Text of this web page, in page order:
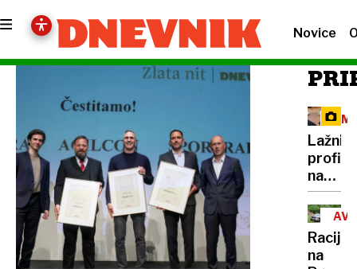
Novice
Lažni
profili
na
Prijeli
trojico,
ki je
Racija
na